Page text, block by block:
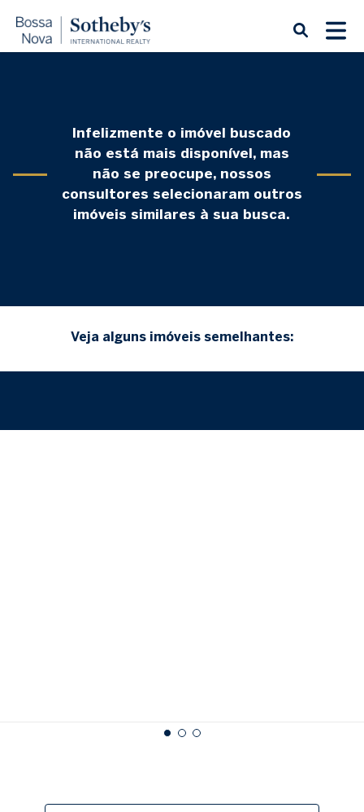
Infelizmente o imóvel buscado
não está mais disponível, mas
não se preocupe, nossos
consultores selecionaram outros
imóveis similares à sua busca.
Veja alguns imóveis semelhantes: